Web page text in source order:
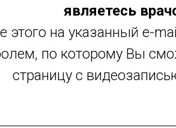
являетесь
этого на указанный e-
по которому Вы
страницу с